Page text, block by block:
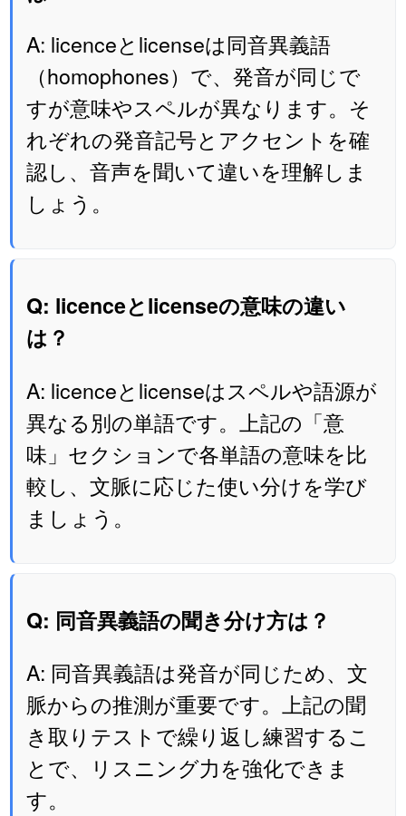
A: licenceとlicenseは同音異義語
（homophones）で、発音が同じで
すが意味やスペルが異なります。そ
れぞれの発音記号とアクセントを確
認し、音声を聞いて違いを理解しま
しょう。
Q: licenceとlicenseの意味の違い
は？
A: licenceとlicenseはスペルや語源が
異なる別の単語です。上記の「意
味」セクションで各単語の意味を比
較し、文脈に応じた使い分けを学び
ましょう。
Q: 同音異義語の聞き分け方は？
A: 同音異義語は発音が同じため、文
脈からの推測が重要です。上記の聞
き取りテストで繰り返し練習するこ
とで、リスニング力を強化できま
す。